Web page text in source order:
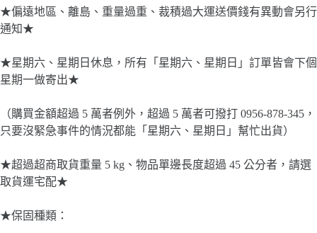
★偏遠地區、離島、重量過重、裁積過大運送價錢有異動會另行
通知★
★星期六、星期日休息，所有「星期六、星期日」訂單皆會下個
星期一做寄出★
（購買金額超過 5 萬者例外，超過 5 萬者可撥打 0956-878-345，
只要沒緊急事件的情況都能「星期六、星期日」幫忙出貨）
★超過超商取貨重量 5 kg、物品單邊長度超過 45 公分者，請選
取貨運宅配★
★保固種類：